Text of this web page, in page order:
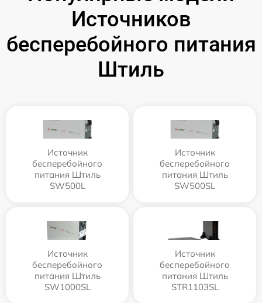
Источников
бесперебойного питания
Штиль
Источник
бесперебойного
питания Штиль
SW500L
Источник
бесперебойного
питания Штиль
SW500SL
Источник
бесперебойного
питания Штиль
SW1000SL
Источник
бесперебойного
питания Штиль
STR1103SL